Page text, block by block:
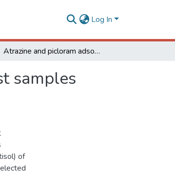
Log In
Atrazine and picloram adsorption in organic horizon forest samples under laboratory conditions
samples
of